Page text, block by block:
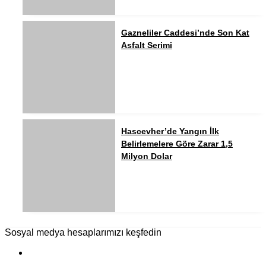
Gazneliler Caddesi’nde Son Kat
Asfalt Serimi
Hascevher’de Yangın İlk
Belirlemelere Göre Zarar 1,5
Milyon Dolar
Sosyal medya hesaplarımızı keşfedin